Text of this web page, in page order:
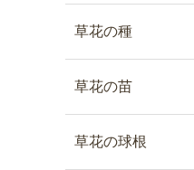
草花の種
草花の苗
草花の球根